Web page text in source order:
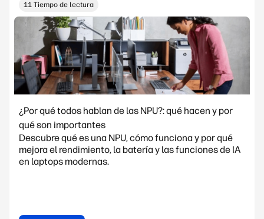
11 Tiempo de lectura
¿Por qué todos hablan de las NPU?: qué hacen y por
qué son importantes
Descubre qué es una NPU, cómo funciona y por qué
mejora el rendimiento, la batería y las funciones de IA
en laptops modernas.